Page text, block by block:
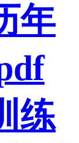
年
练